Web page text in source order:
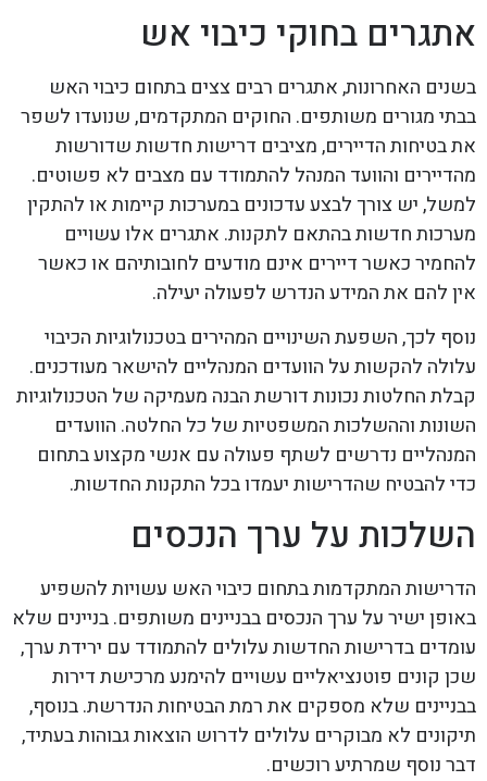
אתגרים בחוקי כיבוי אש
בשנים האחרונות, אתגרים רבים צצים בתחום כיבוי האש
בבתי מגורים משותפים. החוקים המתקדמים, שנועדו לשפר
את בטיחות הדיירים, מציבים דרישות חדשות שדורשות
מהדיירים והוועד המנהל להתמודד עם מצבים לא פשוטים.
למשל, יש צורך לבצע עדכונים במערכות קיימות או להתקין
מערכות חדשות בהתאם לתקנות. אתגרים אלו עשויים
להחמיר כאשר דיירים אינם מודעים לחובותיהם או כאשר
אין להם את המידע הנדרש לפעולה יעילה.
נוסף לכך, השפעת השינויים המהירים בטכנולוגיות הכיבוי
עלולה להקשות על הוועדים המנהליים להישאר מעודכנים.
קבלת החלטות נכונות דורשת הבנה מעמיקה של הטכנולוגיות
השונות וההשלכות המשפטיות של כל החלטה. הוועדים
המנהליים נדרשים לשתף פעולה עם אנשי מקצוע בתחום
כדי להבטיח שהדרישות יעמדו בכל התקנות החדשות.
השלכות על ערך הנכסים
הדרישות המתקדמות בתחום כיבוי האש עשויות להשפיע
באופן ישיר על ערך הנכסים בבניינים משותפים. בניינים שלא
עומדים בדרישות החדשות עלולים להתמודד עם ירידת ערך,
שכן קונים פוטנציאליים עשויים להימנע מרכישת דירות
בבניינים שלא מספקים את רמת הבטיחות הנדרשת. בנוסף,
תיקונים לא מבוקרים עלולים לדרוש הוצאות גבוהות בעתיד,
דבר נוסף שמרתיע רוכשים.